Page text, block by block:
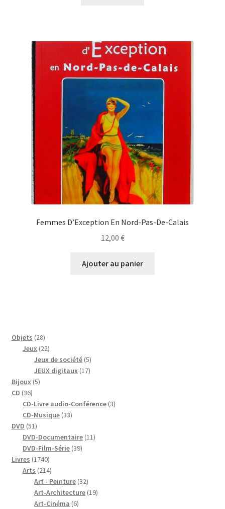
Femmes D’Exception En Nord-Pas-De-Calais
12,00 €
Ajouter au panier
Objets 2828
produits
Jeux 2222
produits
Jeux de société 55
produits
JEUX digitaux 1717
Bijoux 55
CD 3636
produits
CD-Livre audio-Conférence 33
CD-Musique 3333
DVD 5151
produits
DVD-Documentaire 1111
DVD-Film-Série 3939
Livres 17401740
produits
Arts 214214
produits
Art - Peinture 3232
produits
Art-Architecture 1919
Art-Cinéma 66